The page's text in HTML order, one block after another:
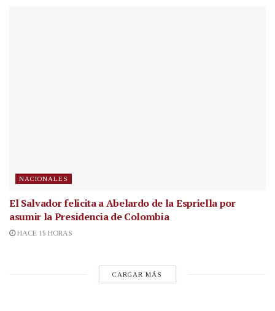
NACIONALES
El Salvador felicita a Abelardo de la Espriella por
asumir la Presidencia de Colombia
HACE 15 HORAS
CARGAR MÁS